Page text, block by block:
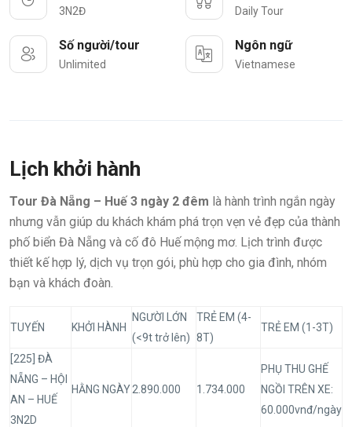
3N2Đ Daily Tour
Số người/tour
Unlimited
Ngôn ngữ
Vietnamese
Lịch khởi hành
Tour Đà Nẵng – Huế 3 ngày 2 đêm là hành trình ngắn ngày
nhưng vẫn giúp du khách khám phá trọn vẹn vẻ đẹp của thành
phố biển Đà Nẵng và cố đô Huế mộng mơ. Lịch trình được
thiết kế hợp lý, dịch vụ trọn gói, phù hợp cho gia đình, nhóm
bạn và khách đoàn.
TUYẾN KHỞI HÀNH
NGƯỜI LỚN
(<9t trở lên)
TRẺ EM (4-
8T)
TRẺ EM (1-3T)
[225] ĐÀ
NẴNG – HỘI
AN – HUẾ
3N2D
HẰNG NGÀY2.890.000 1.734.000
PHỤ THU GHẾ
NGỒI TRÊN XE:
60.000vnđ/ngày